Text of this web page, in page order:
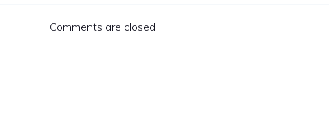
Comments are closed